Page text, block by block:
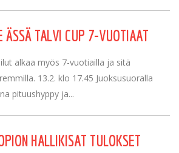
ÄSSÄ TALVI CUP 7-VUOTIAAT
alkaa myös 7-vuotiailla ja sitä
13.2. klo 17.45 Juoksusuoralla
pituushyppy ja...
HALLIKISAT TULOKSET